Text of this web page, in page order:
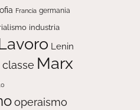
Francia germania
industria
Lenin
Marx
operaismo